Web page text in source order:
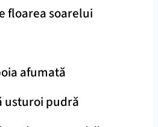
floarea soarelui
afumată
usturoi pudră